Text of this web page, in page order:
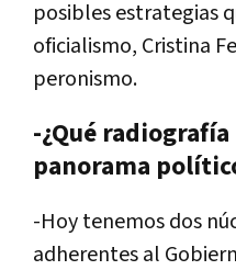
posiblesestrategias
oficialismo, Cristina
peronismo.
-¿Qué
panorama
-Hoytenemosdos nú
adherentesal